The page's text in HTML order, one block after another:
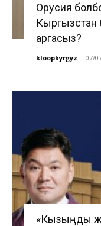
Орусия
Кыргызстан
аргасыз?
kloopkyrgyz - 07/
«Кызыңды